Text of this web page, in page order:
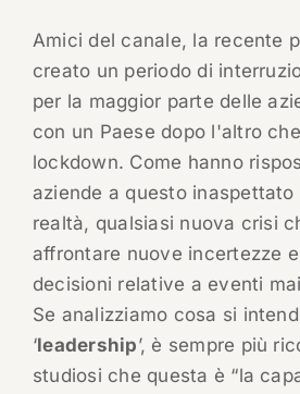
Amici del canale, la recente
creato un periodo di
per la maggior parte delle
con un Paese dopo l'altro
lockdown. Come hanno
aziende a questo inaspettato
realtà, qualsiasi nuova crisi
affrontare nuove incertezze
decisioni relative a eventi
Se analizziamo cosa si
‘leadership’, è sempre più
studiosi che questa è “la